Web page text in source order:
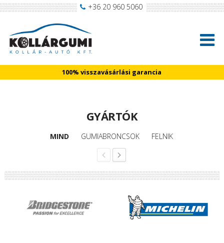
+36 20 960 5060
100% visszavásárlási garancia
GYÁRTÓK
MIND GUMIABRONCSOK FELNIK